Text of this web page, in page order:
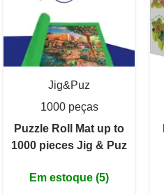
Jig&Puz
1000 peças
Puzzle Roll Mat up to
1000 pieces Jig & Puz
Em estoque (5)